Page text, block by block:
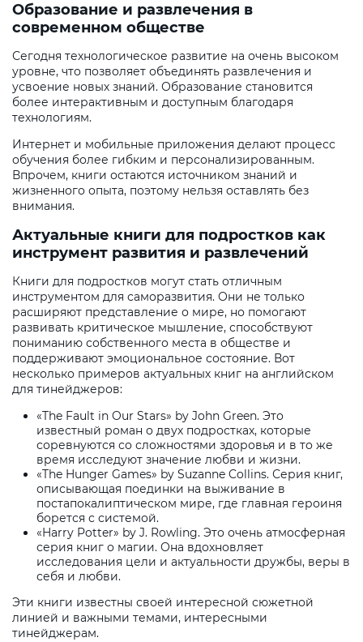
Образование и развлечения в
современном обществе
Сегодня технологическое развитие на очень высоком
уровне, что позволяет объединять развлечения и
усвоение новых знаний. Образование становится
более интерактивным и доступным благодаря
технологиям.
Интернет и мобильные приложения делают процесс
обучения более гибким и персонализированным.
Впрочем, книги остаются источником знаний и
жизненного опыта, поэтому нельзя оставлять без
внимания.
Актуальные книги для подростков как
инструмент развития и развлечений
Книги для подростков могут стать отличным
инструментом для саморазвития. Они не только
расширяют представление о мире, но помогают
развивать критическое мышление, способствуют
пониманию собственного места в обществе и
поддерживают эмоциональное состояние. Вот
несколько примеров актуальных книг на английском
для тинейджеров:
«The Fault in Our Stars» by John Green. Это
известный роман о двух подростках, которые
соревнуются со сложностями здоровья и в то же
время исследуют значение любви и жизни.
«The Hunger Games» by Suzanne Collins. Серия книг,
описывающая поединки на выживание в
постапокалиптическом мире, где главная героиня
борется с системой.
«Harry Potter» by J. Rowling. Это очень атмосферная
серия книг о магии. Она вдохновляет
исследования цели и актуальности дружбы, веры в
себя и любви.
Эти книги известны своей интересной сюжетной
линией и важными темами, интересными
тинейджерам.